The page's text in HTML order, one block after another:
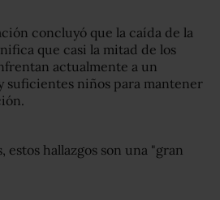
concluyó que la caída de la
que casi la mitad de los
actualmente a un
suficientes niños para mantener
estos hallazgos son una "gran